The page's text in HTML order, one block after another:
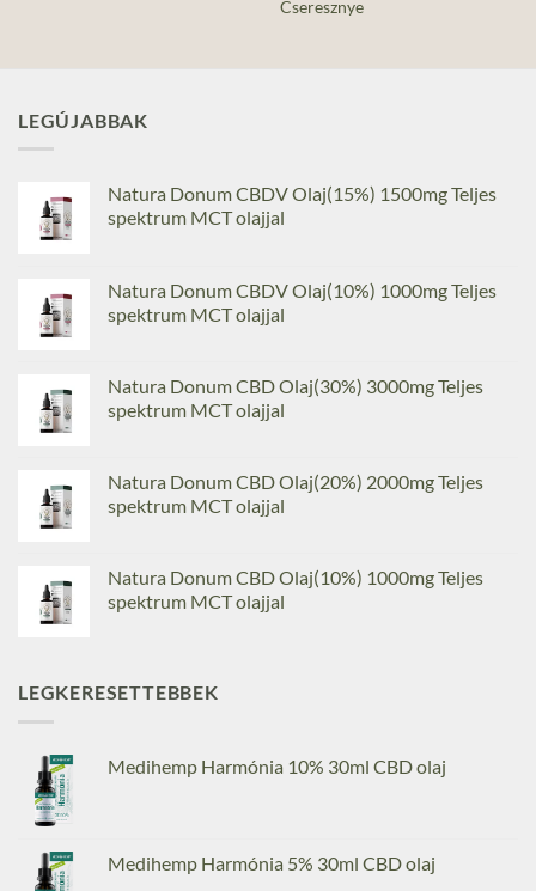
Cseresznye
LEGÚJABBAK
Natura Donum CBDV Olaj(15%) 1500mg Teljes
spektrum MCT olajjal
Natura Donum CBDV Olaj(10%) 1000mg Teljes
spektrum MCT olajjal
Natura Donum CBD Olaj(30%) 3000mg Teljes
spektrum MCT olajjal
Natura Donum CBD Olaj(20%) 2000mg Teljes
spektrum MCT olajjal
Natura Donum CBD Olaj(10%) 1000mg Teljes
spektrum MCT olajjal
LEGKERESETTEBBEK
Medihemp Harmónia 10% 30ml CBD olaj
Medihemp Harmónia 5% 30ml CBD olaj